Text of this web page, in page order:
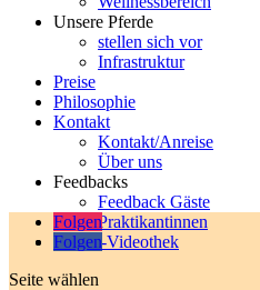
Unsere Pferde
stellen sich vor
Infrastruktur
Preise
Philosophie
Kontakt
Kontakt/Anreise
Über uns
Feedbacks
Feedback Gäste
Praktikantinnen
Online-Videothek
Seite wählen
Folgen
Folgen